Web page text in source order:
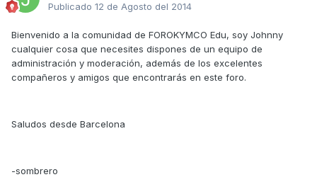
Publicado 12 de Agosto del 2014
Bienvenido a la comunidad de FOROKYMCO Edu, soy Johnny
cualquier cosa que necesites dispones de un equipo de
administración y moderación, además de los excelentes
compañeros y amigos que encontrarás en este foro.
Saludos desde Barcelona
-sombrero